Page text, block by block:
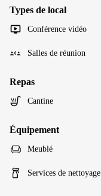
Types de local
Conférence vidéo
Salles de réunion
Repas
Cantine
Équipement
Meublé
Services de nettoyage